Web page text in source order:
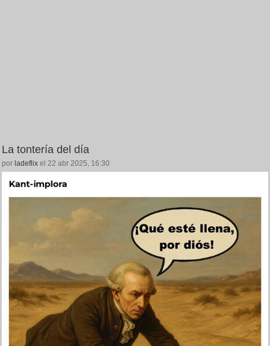
La tontería del día
por ladeflix el 22 abr 2025, 16:30